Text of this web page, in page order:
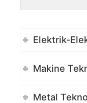
Elektrik-
Makine
Metal